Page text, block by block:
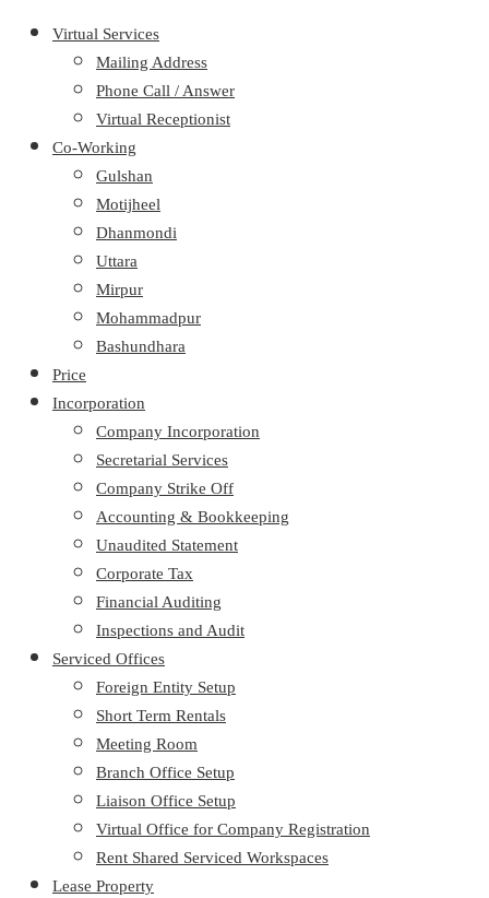
Virtual Services
Mailing Address
Phone Call / Answer
Virtual Receptionist
Co-Working
Gulshan
Motijheel
Dhanmondi
Uttara
Mirpur
Mohammadpur
Bashundhara
Price
Incorporation
Company Incorporation
Secretarial Services
Company Strike Off
Accounting & Bookkeeping
Unaudited Statement
Corporate Tax
Financial Auditing
Inspections and Audit
Serviced Offices
Foreign Entity Setup
Short Term Rentals
Meeting Room
Branch Office Setup
Liaison Office Setup
Virtual Office for Company Registration
Rent Shared Serviced Workspaces
Lease Property